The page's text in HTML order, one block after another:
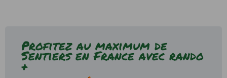
Profitez au maximum de
Sentiers en France avec rando
+